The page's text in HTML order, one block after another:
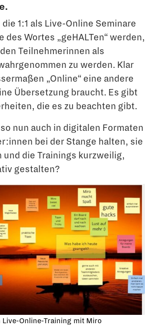
1:1 als Live-Online Seminare
des Wortes „geHALTen“ werden,
Teilnehmerinnen als
zu werden. Klar
„Online“ eine andere
Übersetzung braucht. Es gibt
die es zu beachten gibt.
nun auch in digitalen Formaten
bei der Stange halten, sie
und die Trainings kurzweilig,
gestalten?
Live-Online-Training mit Miro